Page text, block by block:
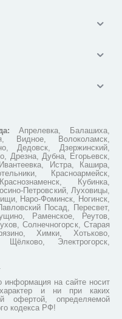
Апрелевка, Балашиха,
Видное, Волоколамск,
Дедовск, Дзержинский,
Дрезна, Дубна, Егорьевск,
Истра, Кашира,
Красноармейск,
Кубинка,
Петровский, Луховицы,
Наро-Фоминск, Ногинск,
Посад, Пересвет,
Раменское, Реутов,
Солнечногорск, Старая
Химки, Хотьково,
Электрогорск,
на сайте носит
и ни при каких
офертой, определяемой
кодекса РФ!